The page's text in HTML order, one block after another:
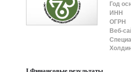
Год
ИНН
ОГРН
Веб-